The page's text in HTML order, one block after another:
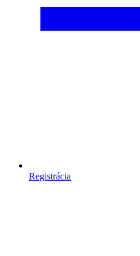
Registrácia